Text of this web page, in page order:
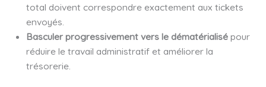
total doivent correspondre exactement aux tickets
envoyés.
Basculer progressivement vers le dématérialisépour
réduire le travail administratif et améliorer la
trésorerie.